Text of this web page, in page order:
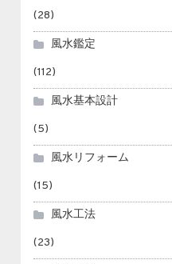
(28)
風水鑑定
(112)
風水基本設計
(5)
風水リフォーム
(15)
風水工法
(23)